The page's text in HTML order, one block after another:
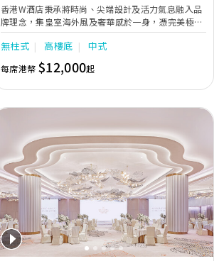
香港W酒店秉承將時尚、尖端設計及活力氣息融入品
牌理念，集皇室海外風及奢華感於一身，憑完美極優
的服務承諾，以玩味和型格姿態為新人創造難以忘懷
的世紀婚禮！超高樓底21呎的盛大華麗GREAT
ROOM宴會廳，採用無柱式設計，配合開揚巨大的落
地玻璃窗，飽覽壯麗海景。
無柱式 高樓底 中式
每席港幣 $12,000起
Previous Next